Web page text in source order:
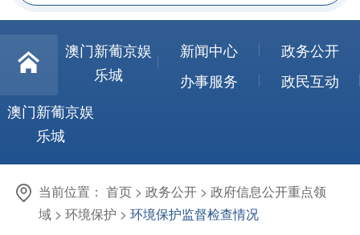
澳门新葡京娱
乐城
新闻中心
政务公开
办事服务
政民互动
澳门新葡京娱
乐城
当前位置： 首页 > 政务公开 > 政府信息公开重点领
域 > 环境保护 > 环境保护监督检查情况